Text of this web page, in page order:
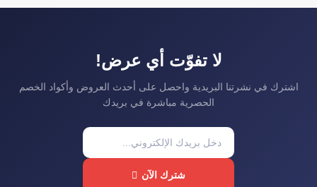
لا تفوّت أي عرض!
اشترك في نشرتنا البريدية واحصل على أحدث العروض وأكواد الخصم
الحصرية مباشرة في بريدك
شترك الآن